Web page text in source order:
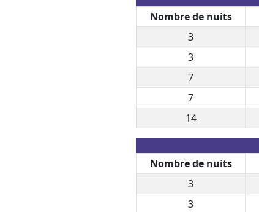
Nombre de nuits
3
3
7
7
14
Nombre de nuits
3
3